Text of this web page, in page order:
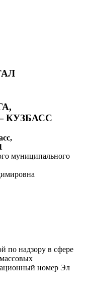
КУЗБАСС
муниципального
по надзору в сфере
номер Эл